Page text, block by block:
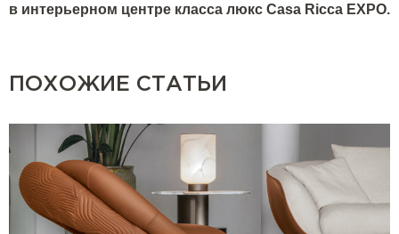
в интерьерном центре класса люкс Casa Ricca EXPO.
ПОХОЖИЕ СТАТЬИ